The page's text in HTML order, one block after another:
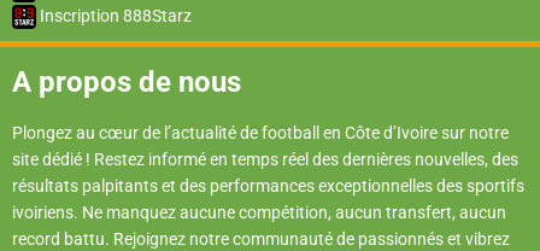
Inscription 888Starz
A propos de nous
Plongez au cœur de l’actualité de football en Côte d’Ivoire sur notre
site dédié ! Restez informé en temps réel des dernières nouvelles, des
résultats palpitants et des performances exceptionnelles des sportifs
ivoiriens. Ne manquez aucune compétition, aucun transfert, aucun
record battu. Rejoignez notre communauté de passionnés et vibrez